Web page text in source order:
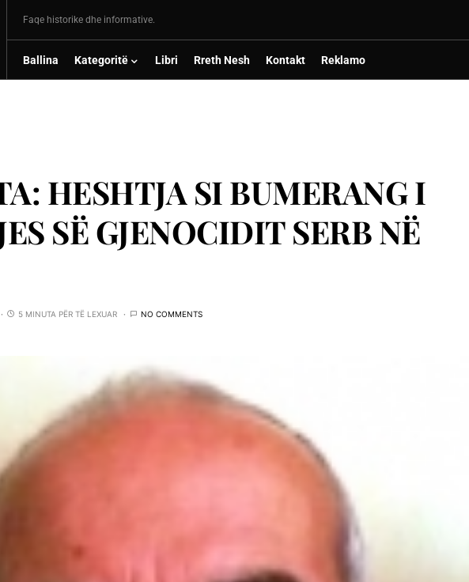
Faqe historike dhe informative.
Ballina Kategoritë Libri Rreth Nesh Kontakt Reklamo
HESHTJA SI BUMERANG I
SË GJENOCIDIT SERB NË
5 MINUTA PËR TË LEXUAR NO COMMENTS